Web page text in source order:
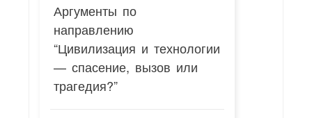
Аргументы по
направлению
“Цивилизация и технологии
— спасение, вызов или
трагедия?”